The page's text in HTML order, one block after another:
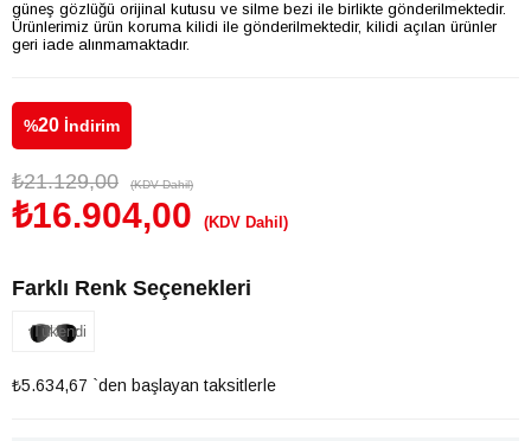
güneş gözlüğü orijinal kutusu ve silme bezi ile birlikte gönderilmektedir.
Ürünlerimiz ürün koruma kilidi ile gönderilmektedir, kilidi açılan ürünler
geri iade alınmamaktadır.
%20 İndirim
₺21.129,00 (KDV Dahil)
₺16.904,00 (KDV Dahil)
Farklı Renk Seçenekleri
Tükendi
₺5.634,67 `den başlayan taksitlerle